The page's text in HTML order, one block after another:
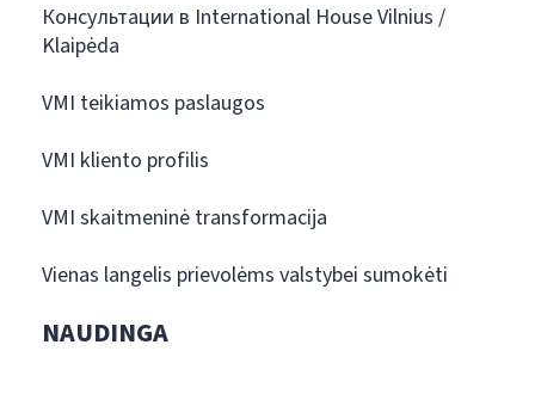
Консультации в International House Vilnius /
Klaipėda
VMI teikiamos paslaugos
VMI kliento profilis
VMI skaitmeninė transformacija
Vienas langelis prievolėms valstybei sumokėti
NAUDINGA